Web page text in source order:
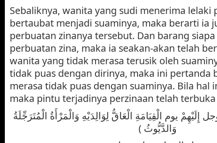
Sebaliknya, wanita yang sudi menerima lelaki
bertaubat menjadi suaminya, maka berarti ia
perbuatan zinanya tersebut. Dan barang
perbuatan zina, maka ia seakan-akan telah
wanita yang tidak merasa terusik oleh
tidak puas dengan dirinya, maka ini pertanda
merasa tidak puas dengan suaminya. Bila hal
maka pintu terjadinya perzinaan telah
إِلَيْهِمْ يوم الْقِيَامَةِ الْعَاقُّ لِوَالِدَيْهِ وَالْمَرْأَةُ الْمُتَرَجِّلَةُ
وَالدَّيُّوثُ )